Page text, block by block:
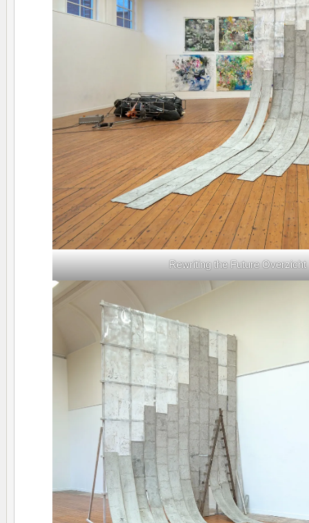
Rewriting the Future Overzicht